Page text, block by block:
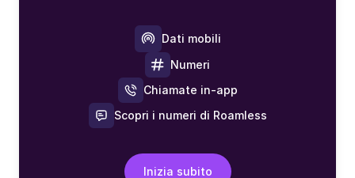
Dati mobili
Numeri
Chiamate in-app
Scopri i numeri di Roamless
Inizia subito